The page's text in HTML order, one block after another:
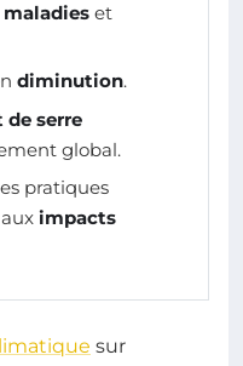
maladies et
diminution.
de serre
global.
pratiques
impacts
sur